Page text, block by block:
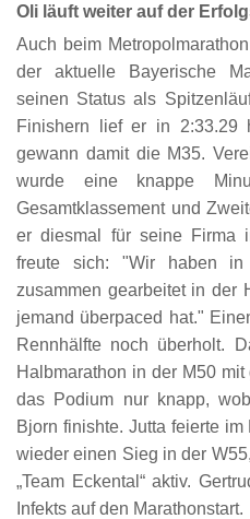
Oli läuft weiter auf der
Auch beim
der aktuelle Bayerische
seinen Status als
Finishern lief er in
gewann damit die M35.
wurde eine knappe
Gesamtklassement und
er diesmal für seine Firma
freute sich: "Wir haben in
zusammen gearbeitet in der
jemand überpaced hat."
Rennhälfte noch überholt.
Halbmarathon in der M50
das Podium nur knapp,
Bjorn finishte. Jutta feierte
wieder einen Sieg in der
„Team Eckental“ aktiv.
Infekts auf den Marathonstart.